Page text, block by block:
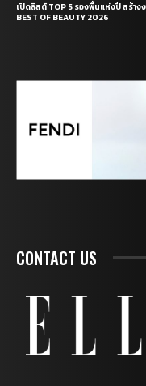
เปิดลิสต์ TOP 5 รองพื้นแห่งปี สร้าง
BEST OF BEAUTY 2026
CONTACT US